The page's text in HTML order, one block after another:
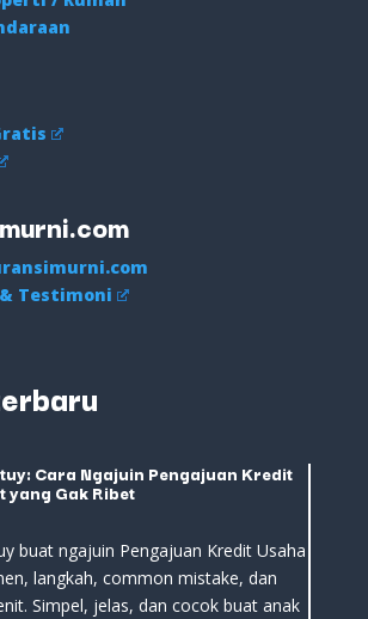
Testimoni
Cara Ngajuin Pengajuan Kredit
yang Gak Ribet
buat ngajuin Pengajuan Kredit Usaha
langkah, common mistake, dan
Simpel, jelas, dan cocok buat anak